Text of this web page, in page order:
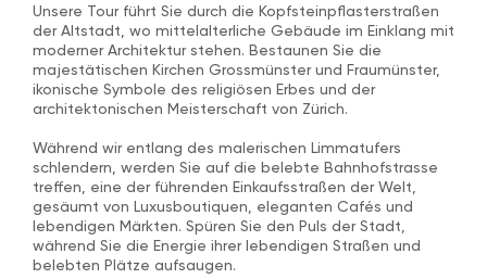
Unsere Tour führt Sie durch die Kopfsteinpflasterstraßen
der Altstadt, wo mittelalterliche Gebäude im Einklang mit
moderner Architektur stehen. Bestaunen Sie die
majestätischen Kirchen Grossmünster und Fraumünster,
ikonische Symbole des religiösen Erbes und der
architektonischen Meisterschaft von Zürich.
Während wir entlang des malerischen Limmatufers
schlendern, werden Sie auf die belebte Bahnhofstrasse
treffen, eine der führenden Einkaufsstraßen der Welt,
gesäumt von Luxusboutiquen, eleganten Cafés und
lebendigen Märkten. Spüren Sie den Puls der Stadt,
während Sie die Energie ihrer lebendigen Straßen und
belebten Plätze aufsaugen.